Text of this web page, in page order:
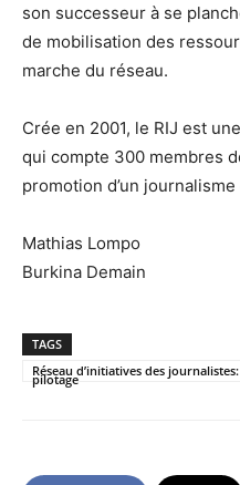
son successeur à se
de mobilisation des
marche du réseau.
Crée en 2001, le RIJ est
qui compte 300 membres
promotion d’un
Mathias Lompo
Burkina Demain
TAGS
Réseau d’initiatives des
pilotage